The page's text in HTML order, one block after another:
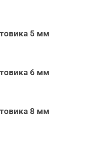
5 мм
6 мм
8 мм